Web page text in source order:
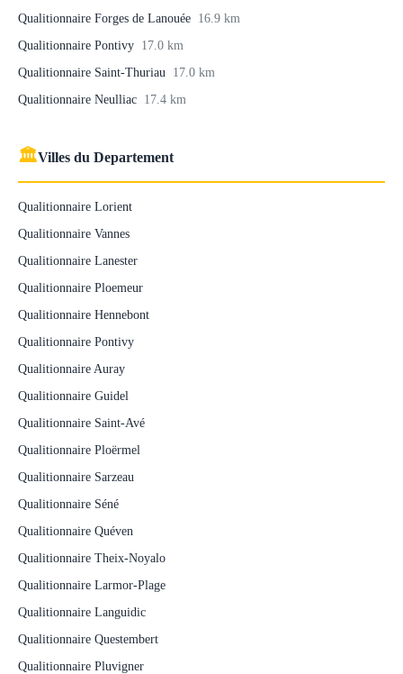
Qualitionnaire Forges de Lanouée 16.9 km
Qualitionnaire Pontivy 17.0 km
Qualitionnaire Saint-Thuriau 17.0 km
Qualitionnaire Neulliac 17.4 km
🏛Villes du Departement
Qualitionnaire Lorient
Qualitionnaire Vannes
Qualitionnaire Lanester
Qualitionnaire Ploemeur
Qualitionnaire Hennebont
Qualitionnaire Pontivy
Qualitionnaire Auray
Qualitionnaire Guidel
Qualitionnaire Saint-Avé
Qualitionnaire Ploërmel
Qualitionnaire Sarzeau
Qualitionnaire Séné
Qualitionnaire Quéven
Qualitionnaire Theix-Noyalo
Qualitionnaire Larmor-Plage
Qualitionnaire Languidic
Qualitionnaire Questembert
Qualitionnaire Pluvigner